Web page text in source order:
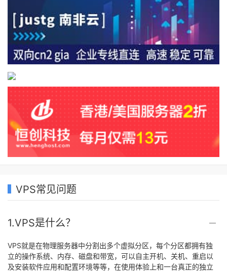
VPS常见问题
1.VPS是什么？
VPS就是在物理服务器中分割出多个虚拟分区，每个分区都拥有独
立的操作系统、内存、磁盘和带宽，可以自主开机、关机、重启以
及安装软件应用和配置环境等等，在使用体验上和一台真正的独立